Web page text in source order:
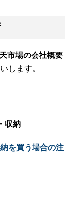
市場の会社概要
します。
収納
を買う場合の注